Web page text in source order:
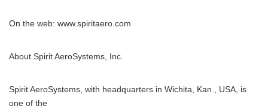
On the web: www.spiritaero.com
About Spirit AeroSystems, Inc.
Spirit AeroSystems, with headquarters in Wichita, Kan., USA, is
one of the